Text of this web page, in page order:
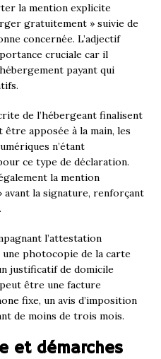
la mention explicite
gratuitement » suivie de
concernée. L’adjectif
cruciale car il
payant qui
de l’hébergeant finalisent
apposée à la main, les
n’étant
ce type de déclaration.
la mention
avant la signature, renforçant
l’attestation
photocopie de la carte
justificatif de domicile
être une facture
fixe, un avis d’imposition
de moins de trois mois.
et démarches